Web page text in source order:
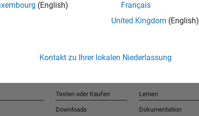
(English)
Français
United Kingdom (English)
Kontakt zu Ihrer lokalen Niederlassung
Testen oder Kaufen
Downloads
Lernen
Dokumentation